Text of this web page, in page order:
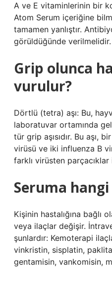
A ve E vitaminlerinin bir
Atom Serum içeriğine
tamamen yanlıştır.
görüldüğünde verilmelidir.
Grip olunca
vurulur?
Dörtlü (tetra) aşı: Bu,
laboratuvar ortamında
tür grip aşısıdır. Bu aşı,
virüsü ve iki influenza B
farklı virüsten parçacıklar
Seruma
Kişinin hastalığına bağlı
veya ilaçlar değişir.
şunlardır: Kemoterapi
vinkristin, sisplatin,
gentamisin, vankomisin,